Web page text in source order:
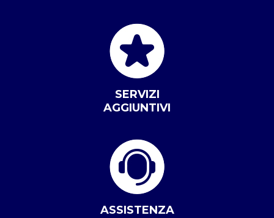
SERVIZI
AGGIUNTIVI
ASSISTENZA